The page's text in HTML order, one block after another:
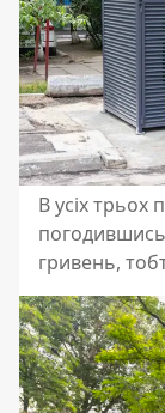
В усіх
гривень,